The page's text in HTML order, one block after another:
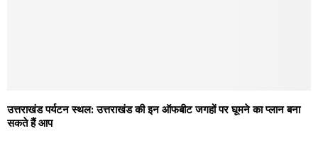
उत्तराखंड पर्यटन स्थल: उत्तराखंड की इन ऑफबीट जगहों पर घूमने का प्लान बना
सकते हैं आप